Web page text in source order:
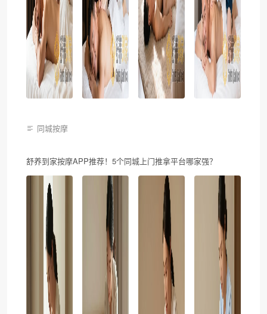
同城按摩
舒养到家按摩APP推荐！5个同城上门推拿平台哪家强？